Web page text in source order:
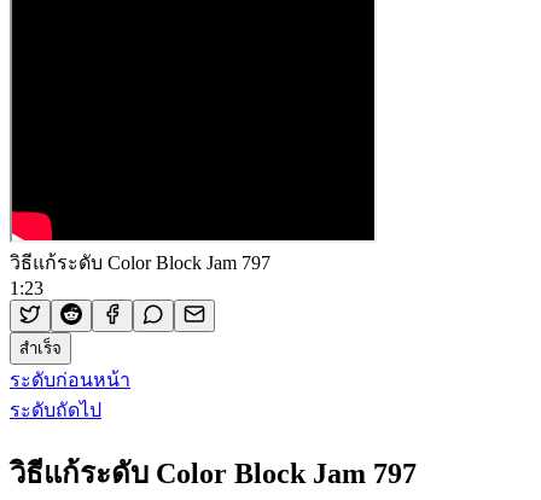
วิธีแก้ระดับ Color Block Jam 797
1:23
สำเร็จ
ระดับก่อนหน้า
ระดับถัดไป
วิธีแก้ระดับ Color Block Jam 797